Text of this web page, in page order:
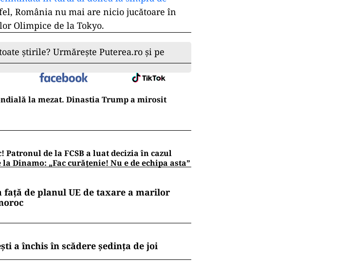
România nu mai are nicio jucătoare în
Olimpice de la Tokyo.
știrile? Urmărește Puterea.ro și pe
la mezat. Dinastia Trump a mirosit
Patronul de la FCSB a luat decizia în cazul
Dinamo: „Fac curățenie! Nu e de echipa asta”
față de planul UE de taxare a marilor
a închis în scădere ședința de joi